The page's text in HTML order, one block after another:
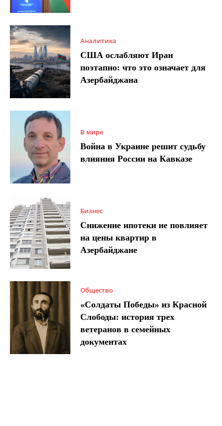
Аналитика
США ослабляют Иран
поэтапно: что это означает для
Азербайджана
В мире
Война в Украине решит судьбу
влияния России на Кавказе
Бизнес
Снижение ипотеки не повлияет
на цены квартир в
Азербайджане
Общество
«Солдаты Победы» из Красной
Слободы: история трех
ветеранов в семейных
документах